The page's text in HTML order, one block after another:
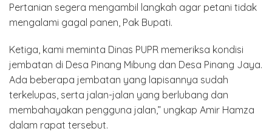
Pertanian segera mengambil langkah agar petani tidak
mengalami gagal panen, Pak Bupati.
Ketiga, kami meminta Dinas PUPR memeriksa kondisi
jembatan di Desa Pinang Mibung dan Desa Pinang Jaya.
Ada beberapa jembatan yang lapisannya sudah
terkelupas, serta jalan-jalan yang berlubang dan
membahayakan pengguna jalan,” ungkap Amir Hamza
dalam rapat tersebut.